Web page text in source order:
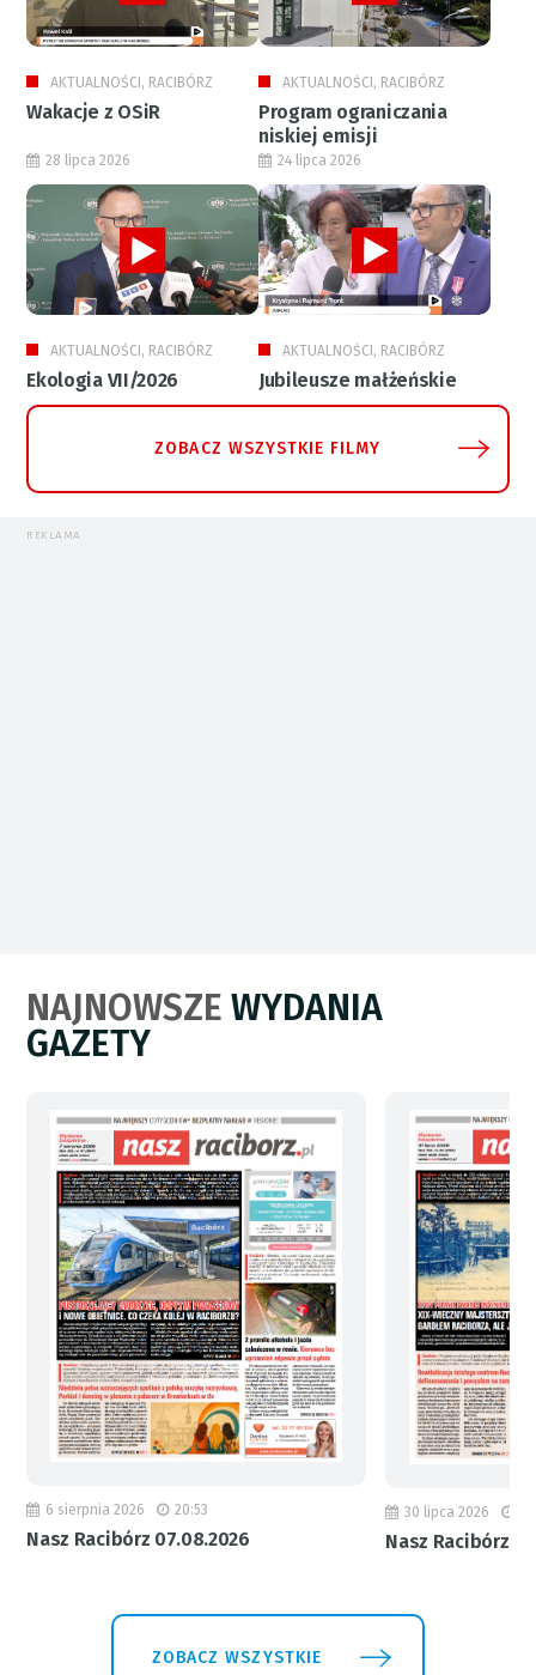
AKTUALNOŚCI, RACIBÓRZ
Wakacje z OSiR
AKTUALNOŚCI, RACIBÓRZ
Program ograniczania
niskiej emisji
28 lipca 2026
AKTUALNOŚCI, RACIBÓRZ
Ekologia VII/2026
24 lipca 2026
AKTUALNOŚCI, RACIBÓRZ
Jubileusze małżeńskie
ZOBACZ WSZYSTKIE FILMY
REKLAMA
NAJNOWSZEWYDANIA
GAZETY
6 sierpnia 2026 20:53
Nasz Racibórz 07.08.2026
30 lipca 2026
Nasz Racibórz
ZOBACZ WSZYSTKIE